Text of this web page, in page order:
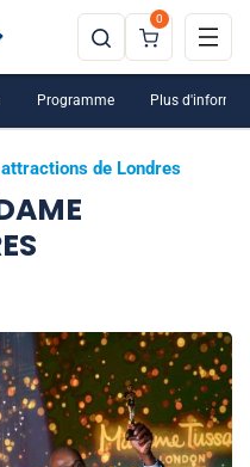
0
de Londres
Programme Plus